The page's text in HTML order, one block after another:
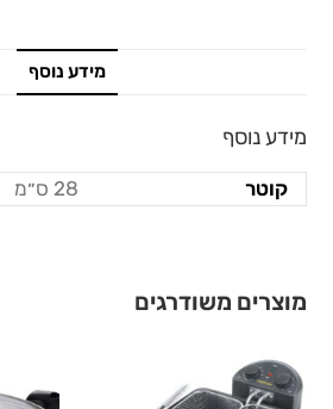
מידע נוסף
מידע נוסף
קוטר 28 ס״מ
מוצרים משודרגים